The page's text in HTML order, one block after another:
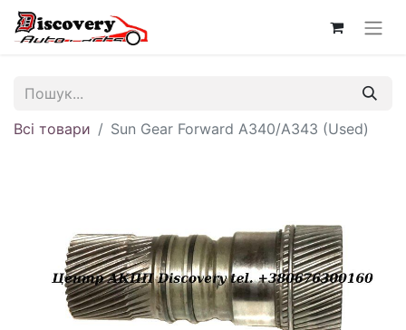
Всі товари Sun Gear Forward A340/A343 (Used)